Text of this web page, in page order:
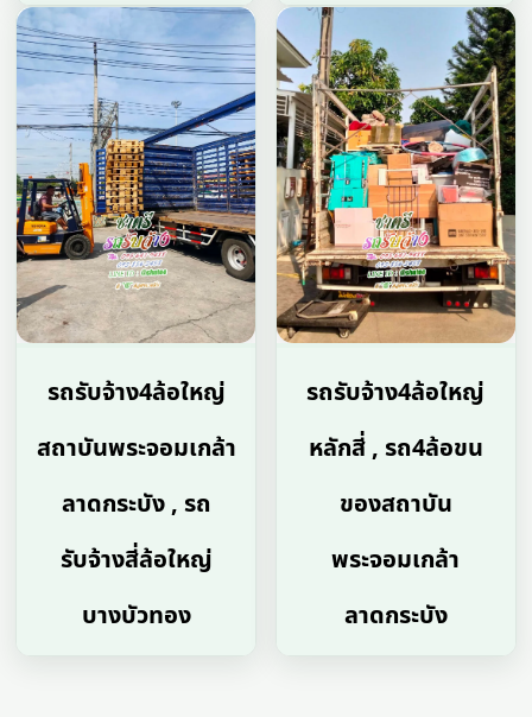
รถรับจ้าง4ล้อใหญ่
สถาบันพระจอมเกล้า
ลาดกระบัง , รถ
รับจ้างสี่ล้อใหญ่
บางบัวทอง
รถรับจ้าง4ล้อใหญ่
หลักสี่ , รถ4ล้อขน
ของสถาบัน
พระจอมเกล้า
ลาดกระบัง